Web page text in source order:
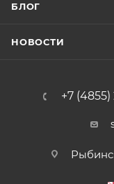
БЛОГ
НОВОСТИ
+7 (4855)